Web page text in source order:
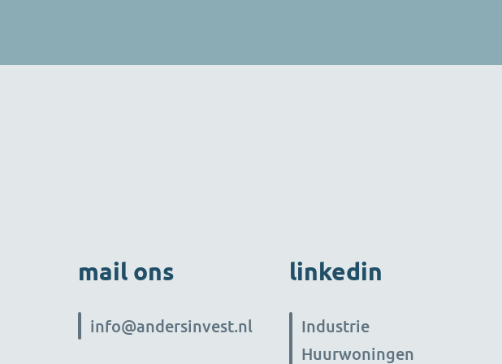
vastgoedvennootschappen. Je stuurt
mail ons
info@andersinvest.nl
linkedin
Industrie
Huurwoningen